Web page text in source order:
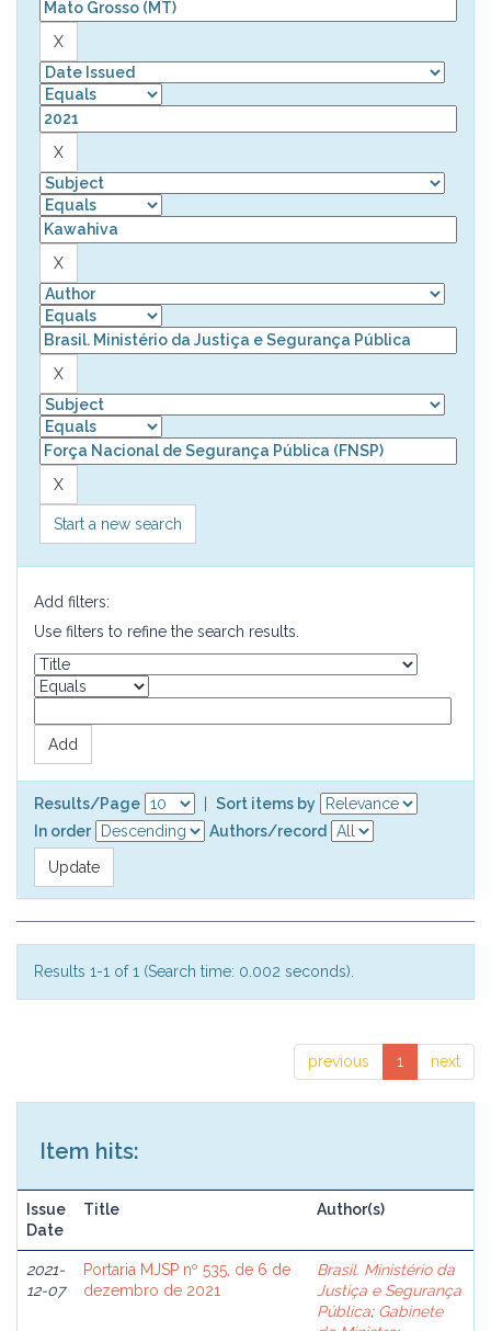
Start a new search
Add filters:
Use filters to refine the search results.
Results/Page
Sort items by
In order
Authors/record
Results 1-1 of 1 (Search time: 0.002 seconds).
previous 1 next
Item hits:
Issue
Date
Title Author(s)
2021-
12-07
Portaria MJSP nº 535, de 6 de
dezembro de 2021
Brasil. Ministério da
Justiça e Segurança
Pública; Gabinete